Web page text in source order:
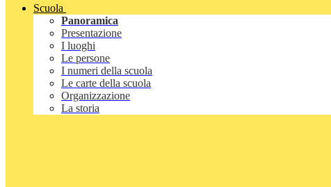
Scuola
Panoramica
Presentazione
I luoghi
Le persone
I numeri della scuola
Le carte della scuola
Organizzazione
La storia